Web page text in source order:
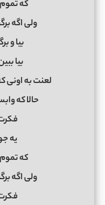
که
ولی اگه
بیا و
بیا
لعنت به اونی
حالا که
یه
که
ولی اگه